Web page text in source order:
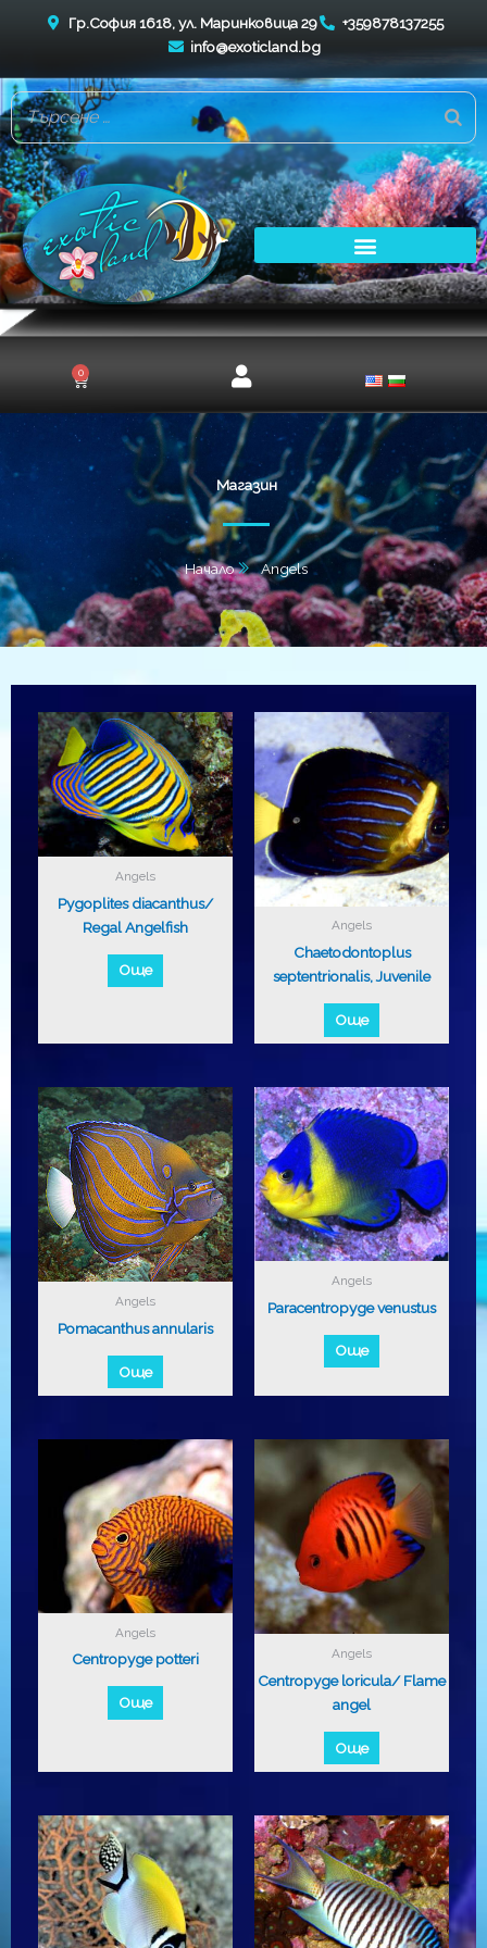
Гр.София 1618, ул. Маринковица 29
+359878137255
info@exoticland.bg
0
Cart
Магазин
Начало Angels
Angels
Pygoplites diacanthus/
Regal Angelfish
Още
Angels
Chaetodontoplus
septentrionalis, Juvenile
Още
Angels
Pomacanthus annularis
Още
Angels
Paracentropyge venustus
Още
Angels
Centropyge potteri
Още
Angels
Centropyge loricula/ Flame
angel
Още